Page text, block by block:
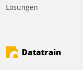
dafür ein Team
Lösungen
Datatrain